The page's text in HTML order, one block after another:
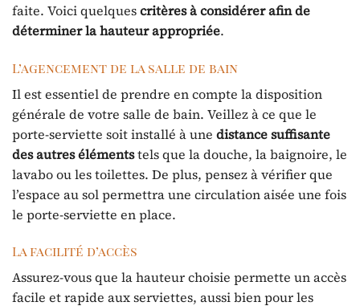
faite. Voici quelquescritères à considérer afin de
déterminer la hauteur appropriée.
L’agencement de la salle de bain
Il est essentiel de prendre en compte la disposition
générale de votre salle de bain. Veillez à ce que le
porte-serviette soit installé à une distance suffisante
des autres élémentstels que la douche, la baignoire, le
lavabo ou les toilettes. De plus, pensez à vérifier que
l’espace au sol permettra une circulation aisée une fois
le porte-serviette en place.
La facilité d’accès
Assurez-vous que la hauteur choisie permette un accès
facile et rapide aux serviettes, aussi bien pour les